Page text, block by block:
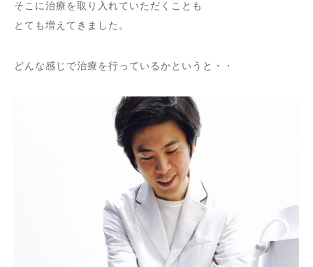
そこに治療を取り入れていただくことも
とても増えてきました。
どんな感じで治療を行っているかというと・・